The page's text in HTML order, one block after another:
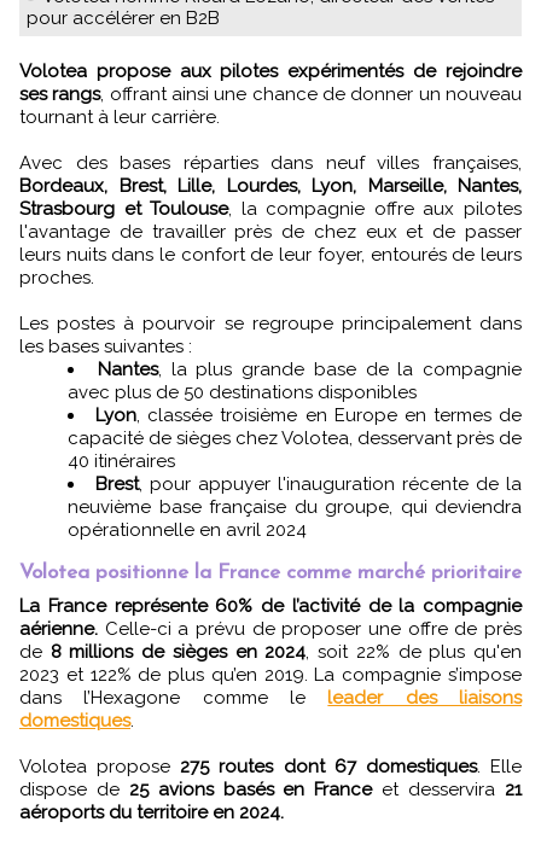
pour accélérer en B2B
Volotea propose aux pilotes expérimentés de rejoindre
ses rangs, offrant ainsi une chance de donner un nouveau
tournant à leur carrière.
Avec des bases réparties dans neuf villes françaises,
Bordeaux, Brest, Lille, Lourdes, Lyon, Marseille, Nantes,
Strasbourg et Toulouse, la compagnie offre aux pilotes
l'avantage de travailler près de chez eux et de passer
leurs nuits dans le confort de leur foyer, entourés de leurs
proches.
Les postes à pourvoir se regroupe principalement dans
les bases suivantes :
Nantes, la plus grande base de la compagnie
avec plus de 50 destinations disponibles
Lyon, classée troisième en Europe en termes de
capacité de sièges chez Volotea, desservant près de
40 itinéraires
Brest, pour appuyer l'inauguration récente de la
neuvième base française du groupe, qui deviendra
opérationnelle en avril 2024
Volotea positionne la France comme marché prioritaire
La France représente 60% de l’activité de la compagnie
aérienne. Celle-ci a prévu de proposer une offre de près
de 8 millions de sièges en 2024, soit 22% de plus qu'en
2023 et 122% de plus qu’en 2019. La compagnie s’impose
dans l’Hexagone comme leleader des liaisons
domestiques.
Volotea propose 275 routes dont 67 domestiques. Elle
dispose de25 avions basés en Franceet desservira 21
aéroports du territoire en 2024.